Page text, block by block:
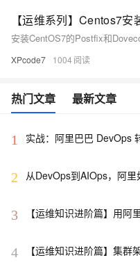
【运维系列】Centos7
XPcode7 1004
热门文章 最新文章
1 实战：阿里巴巴 DevOps
2 从DevOps到AIOps，阿里
3
【运维知识进阶篇】用
4 【运维知识进阶篇】集群